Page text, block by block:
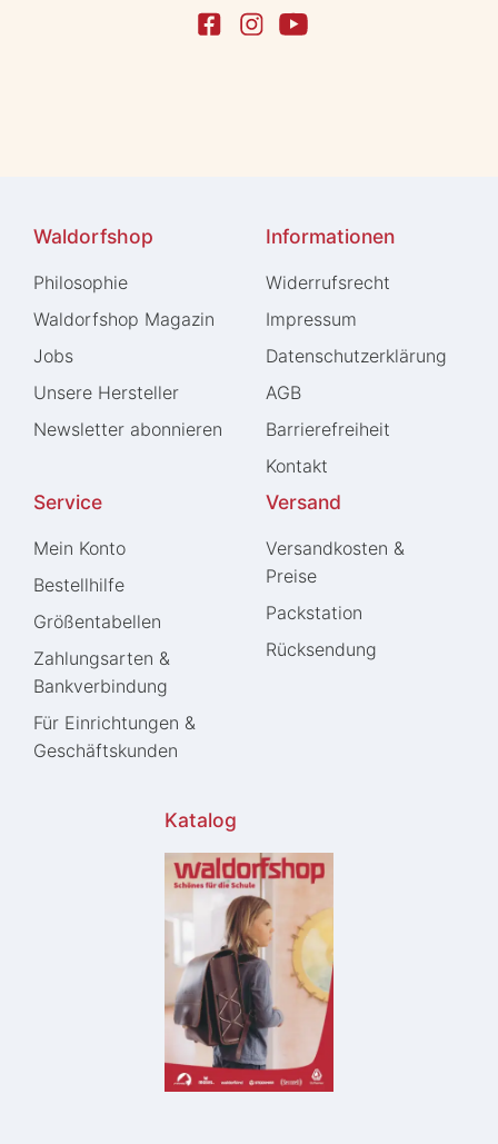
Waldorfshop
Philosophie
Waldorfshop Magazin
Jobs
Unsere Hersteller
Newsletter abonnieren
Informationen
Widerrufs­recht
Impressum
Daten­schutz­erklärung
AGB
Barrierefreiheit
Kontakt
Service
Mein Konto
Bestellhilfe
Größentabellen
Zahlungsarten &
Bankverbindung
Für Einrichtungen &
Geschäftskunden
Versand
Versandkosten &
Preise
Packstation
Rücksendung
Katalog